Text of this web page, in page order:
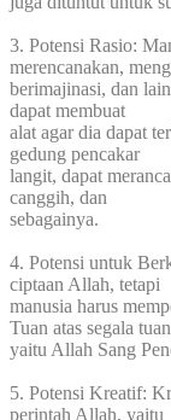
3. Potensi Rasio:
merencanakan,
berimajinasi, dan
dapat membuat
alat agar dia dapat
gedung pencakar
langit, dapat
canggih, dan
sebagainya.
4. Potensi untuk
ciptaan Allah, tetapi
manusia harus
Tuan atas segala
yaitu Allah Sang
5. Potensi Kreatif:
perintah Allah, yaitu